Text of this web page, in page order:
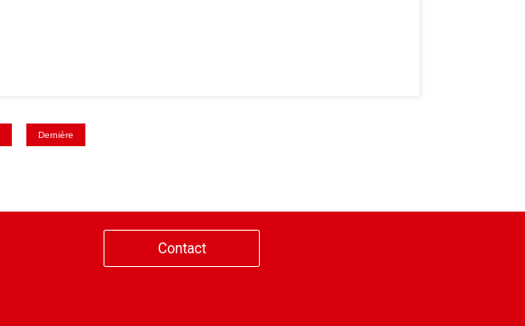
Dernière
Contact